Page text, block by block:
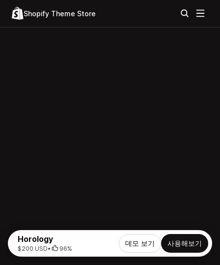
Shopify Theme Store
Horology
$200 USD• 96%
데모 보기 사용해보기